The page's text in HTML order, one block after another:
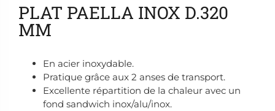
PLAT PAELLA INOX D.320
MM
En acier inoxydable.
Pratique grâce aux 2 anses de transport.
Excellente répartition de la chaleur avec un
fond sandwich inox/alu/inox.